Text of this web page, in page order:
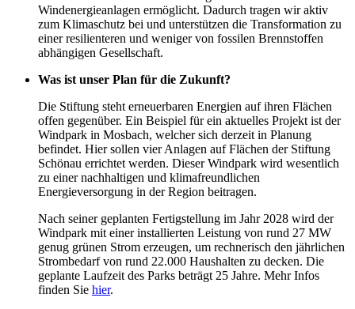
Windenergieanlagen ermöglicht. Dadurch tragen wir aktiv
zum Klimaschutz bei und unterstützen die Transformation zu
einer resilienteren und weniger von fossilen Brennstoffen
abhängigen Gesellschaft.
Was ist unser Plan für die Zukunft?
Die Stiftung steht erneuerbaren Energien auf ihren Flächen
offen gegenüber. Ein Beispiel für ein aktuelles Projekt ist der
Windpark in Mosbach, welcher sich derzeit in Planung
befindet. Hier sollen vier Anlagen auf Flächen der Stiftung
Schönau errichtet werden. Dieser Windpark wird wesentlich
zu einer nachhaltigen und klimafreundlichen
Energieversorgung in der Region beitragen.
Nach seiner geplanten Fertigstellung im Jahr 2028 wird der
Windpark mit einer installierten Leistung von rund 27 MW
genug grünen Strom erzeugen, um rechnerisch den jährlichen
Strombedarf von rund 22.000 Haushalten zu decken. Die
geplante Laufzeit des Parks beträgt 25 Jahre. Mehr Infos
finden Sie hier.